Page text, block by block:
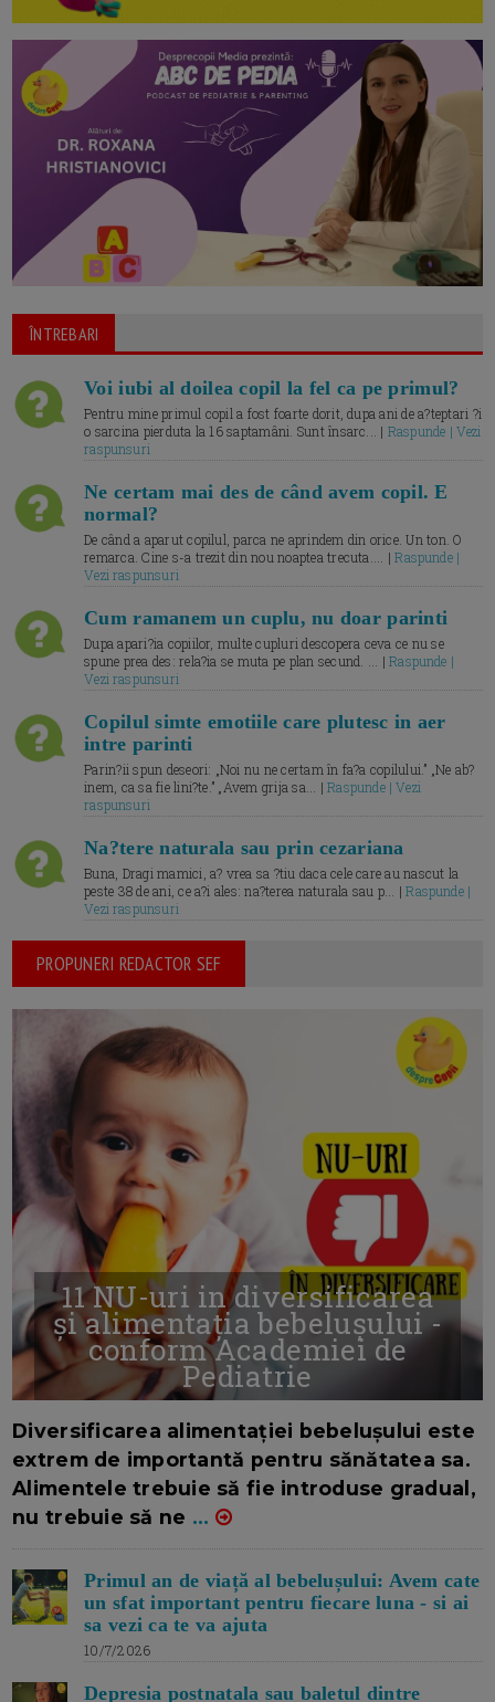
ÎNTREBARI
Voi iubi al doilea copil la fel ca pe primul?
Pentru mine primul copil a fost foarte dorit, dupa ani de a?teptari ?i
o sarcina pierduta la 16 saptamâni. Sunt însarc... | Raspunde | Vezi
raspunsuri
Ne certam mai des de când avem copil. E
normal?
De când a aparut copilul, parca ne aprindem din orice. Un ton. O
remarca. Cine s-a trezit din nou noaptea trecuta.... |Raspunde |
Vezi raspunsuri
Cum ramanem un cuplu, nu doar parinti
Dupa apari?ia copiilor, multe cupluri descopera ceva ce nu se
spune prea des: rela?ia se muta pe plan secund. ... |Raspunde |
Vezi raspunsuri
Copilul simte emotiile care plutesc in aer
intre parinti
Parin?ii spun deseori: „Noi nu ne certam în fa?a copilului.” „Ne ab?
inem, ca sa fie lini?te.” „Avem grija sa... |Raspunde | Vezi
raspunsuri
Na?tere naturala sau prin cezariana
Buna, Dragi mamici, a? vrea sa ?tiu daca cele care au nascut la
peste 38 de ani, ce a?i ales: na?terea naturala sau p... |Raspunde |
Vezi raspunsuri
PROPUNERI REDACTOR SEF
11 NU-uri in diversificarea
și alimentația bebelușului -
conform Academiei de
Pediatrie
Diversificarea alimentației bebelușului este
extrem de importantă pentru sănătatea sa.
Alimentele trebuie să fie introduse gradual,
nu trebuie să ne ...
Primul an de viață al bebelușului: Avem cate
un sfat important pentru fiecare luna - si ai
sa vezi ca te va ajuta
10/7/2026
Depresia postnatala sau baletul dintre